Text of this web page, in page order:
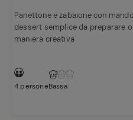
Panettone e zabaione con
dessert semplice da preparare
maniera creativa
4 personeBassa